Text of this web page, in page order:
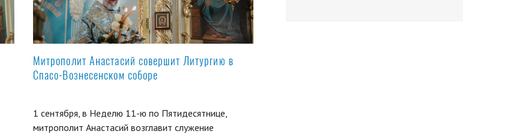
Митрополит Анастасий совершит Литургию в
Спасо-Вознесенском соборе
1 сентября, в Неделю 11-ю по Пятидесятнице,
митрополит Анастасий возглавит служение